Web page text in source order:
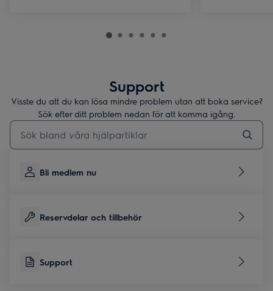
Support
Visste du att du kan lösa mindre problem utan att boka service?
Sök efter ditt problem nedan för att komma igång.
Skriv här för att söka i supportartiklar
Bli medlem nu
Reservdelar och tillbehör
Support